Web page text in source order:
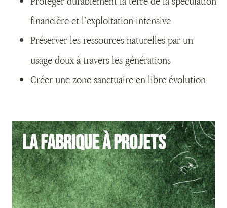
financière et l’exploitation intensive
Préserver les ressources naturelles par un
usage doux à travers les générations
Créer une zone sanctuaire en libre évolution
La Fabrique à projets